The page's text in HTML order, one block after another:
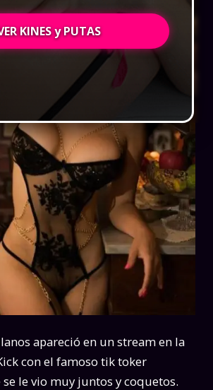
apareció en un stream en la
con el famoso tik toker
se le vio muy juntos y coquetos.
KINES y PUTAS